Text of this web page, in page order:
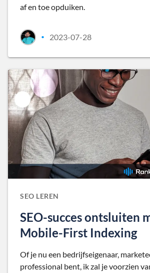
af en toe opduiken.
• 2023-07-28
SEO LEREN
SEO-succes ontsluiten
Mobile-First Indexing
Of je nu een bedrijfseigenaar,
professional bent, ik zal je voorzien